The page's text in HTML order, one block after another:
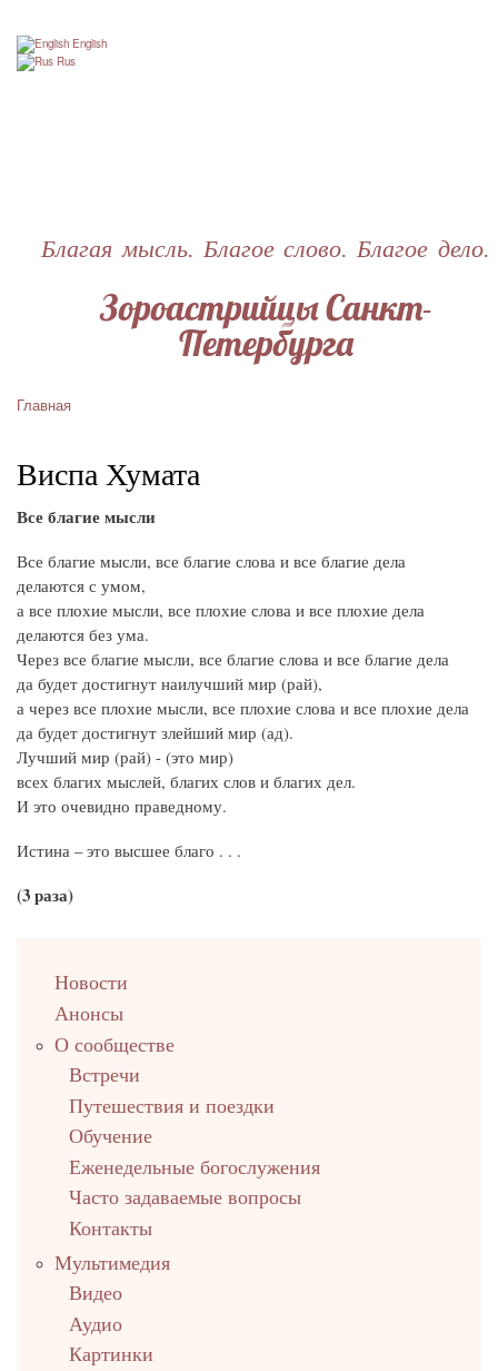
Зороастрийцы Санкт-
Петербурга
Благая мысль. Благое слово. Благое дело.
English
Rus
Главная
Виспа Хумата
Все благие мысли
Все благие мысли, все благие слова и все благие дела
делаются с умом,
а все плохие мысли, все плохие слова и все плохие дела
делаются без ума.
Через все благие мысли, все благие слова и все благие дела
да будет достигнут наилучший мир (рай),
а через все плохие мысли, все плохие слова и все плохие дела
да будет достигнут злейший мир (ад).
Лучший мир (рай) - (это мир)
всех благих мыслей, благих слов и благих дел.
И это очевидно праведному.
Истина – это высшее благо . . .
(3 раза)
upНовости
Анонсы
О сообществе
Встречи
Путешествия и поездки
Обучение
Еженедельные богослужения
Часто задаваемые вопросы
Контакты
Мультимедия
Видео
Аудио
Картинки